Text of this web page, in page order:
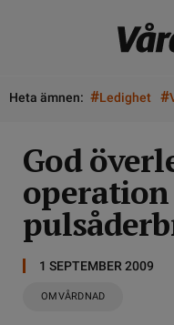
Heta ämnen: #Ledighet #
God
1 SEPTEMBER 2009
OMVÅRDNAD